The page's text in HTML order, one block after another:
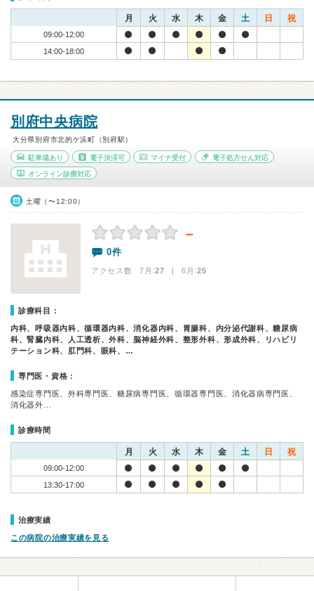
月 火 水 木 金 土 日 祝
09:00-12:00
14:00-18:00
別府中央病院
大分県別府市北的ケ浜町（別府駅）
駐車場あり 電子決済可 マイナ受付 電子処方せん対応
オンライン診療対応
土曜（〜12:00）
－
0件
アクセス数 7月:27 | 6月:25
診療科目：
内科、呼吸器内科、循環器内科、消化器内科、胃腸科、内分泌代謝科、糖尿病
科、腎臓内科、人工透析、外科、脳神経外科、整形外科、形成外科、リハビリ
テーション科、肛門科、眼科、…
専門医・資格：
感染症専門医、外科専門医、糖尿病専門医、循環器専門医、消化器病専門医、
消化器外…
診療時間
月 火 水 木 金 土 日 祝
09:00-12:00
13:30-17:00
治療実績
この病院の治療実績を見る